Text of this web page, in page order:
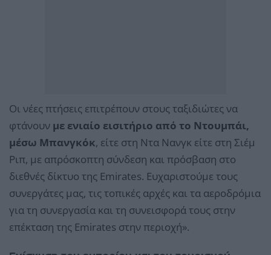
Οι νέες πτήσεις επιτρέπουν στους ταξιδιώτες να
φτάνουν με ενιαίο εισιτήριο από το Ντουμπάι,
μέσω Μπανγκόκ, είτε στη Ντα Νανγκ είτε στη Σιέμ
Ριπ, με απρόσκοπτη σύνδεση και πρόσβαση στο
διεθνές δίκτυο της Emirates. Ευχαριστούμε τους
συνεργάτες μας, τις τοπικές αρχές και τα αεροδρόμια
για τη συνεργασία και τη συνεισφορά τους στην
επέκταση της Emirates στην περιοχή».